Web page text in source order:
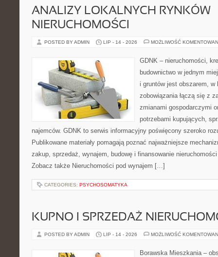
ANALIZY LOKALNYCH RYNKÓW
NIERUCHOMOŚCI
POSTED BY ADMIN LIP - 14 - 2026 MOŻLIWOŚĆ
GDNK – nieruchomości,
budownictwo w jednym
i gruntów jest obszarem, w
zobowiązania łączą się z
zmianami gospodarczymi
potrzebami kupujących,
najemców. GDNK to serwis informacyjny poświęcony szeroko
Publikowane materiały pomagają poznać najważniejsze
zakup, sprzedaż, wynajem, budowę i finansowanie
Zobacz także Nieruchomości pod wynajem […]
CATEGORIES: PSYCHOSOMATYKA
KUPNO I SPRZEDAŻ
POSTED BY ADMIN LIP - 14 - 2026 MOŻLIWOŚĆ
Borawska Mieszkania –